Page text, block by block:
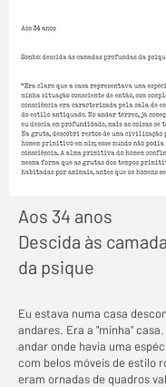
Aos 34 anos
Descida às
da psique
Eu estava numa casa
andares. Era a "minha"
andar onde havia uma
com belos móveis de estilo
eram ornadas de quadros